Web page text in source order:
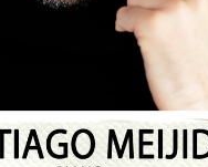
MARIETA
L’HORTA TEATRE
17/10/2026 18:00:00